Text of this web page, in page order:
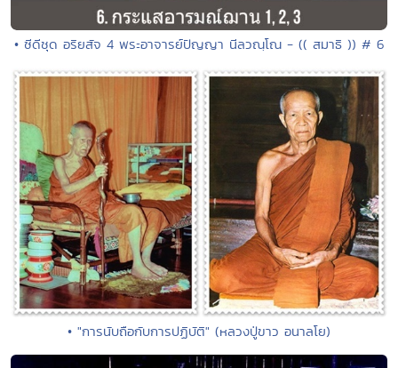
• ซีดีชุด อริยสัจ 4 พระอาจารย์ปัญญา นีลวณฺโณ - (( สมาธิ )) # 6
• "การนับถือกับการปฏิบัติ" (หลวงปู่ขาว อนาลโย)